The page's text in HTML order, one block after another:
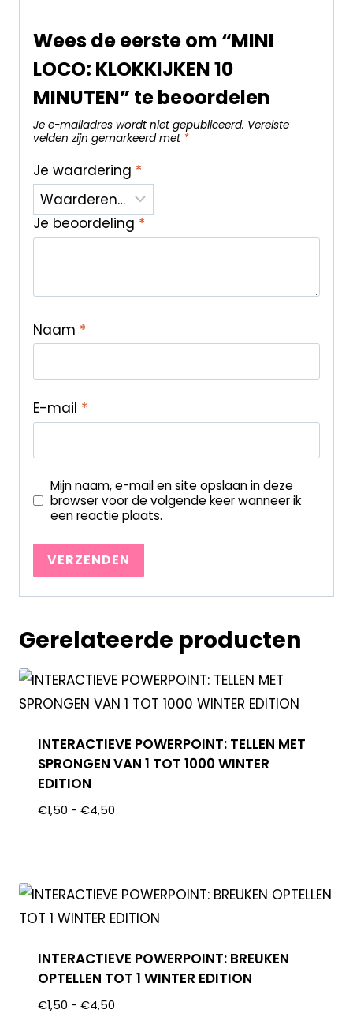
Wees de eerste om “MINI
LOCO: KLOKKIJKEN 10
MINUTEN” te beoordelen
Je e-mailadres wordt niet gepubliceerd. Vereiste
velden zijn gemarkeerd met *
Je waardering *
Je beoordeling *
Naam *
E-mail *
Mijn naam, e-mail en site opslaan in deze
browser voor de volgende keer wanneer ik
een reactie plaats.
Gerelateerde producten
INTERACTIEVE POWERPOINT: TELLEN MET
SPRONGEN VAN 1 TOT 1000 WINTER
EDITION
€1,50 - €4,50
INTERACTIEVE POWERPOINT: BREUKEN
OPTELLEN TOT 1 WINTER EDITION
€1,50 - €4,50